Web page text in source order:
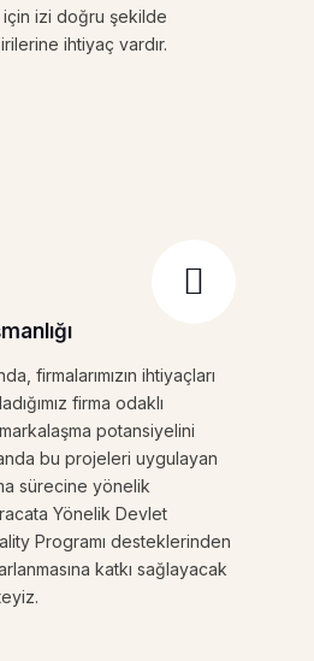
izi doğru şekilde
ihtiyaç vardır.
firmalarımızın ihtiyaçları
firma odaklı
potansiyelini
bu projeleri uygulayan
sürecine yönelik
Yönelik Devlet
Programı desteklerinden
katkı sağlayacak